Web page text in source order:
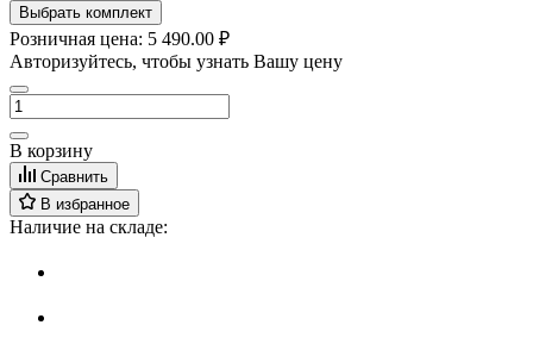
Выбрать комплект
Розничная цена: 5 490.00 ₽
Авторизуйтесь, чтобы узнать Вашу цену
В корзину
Сравнить
В избранное
Наличие на складе: